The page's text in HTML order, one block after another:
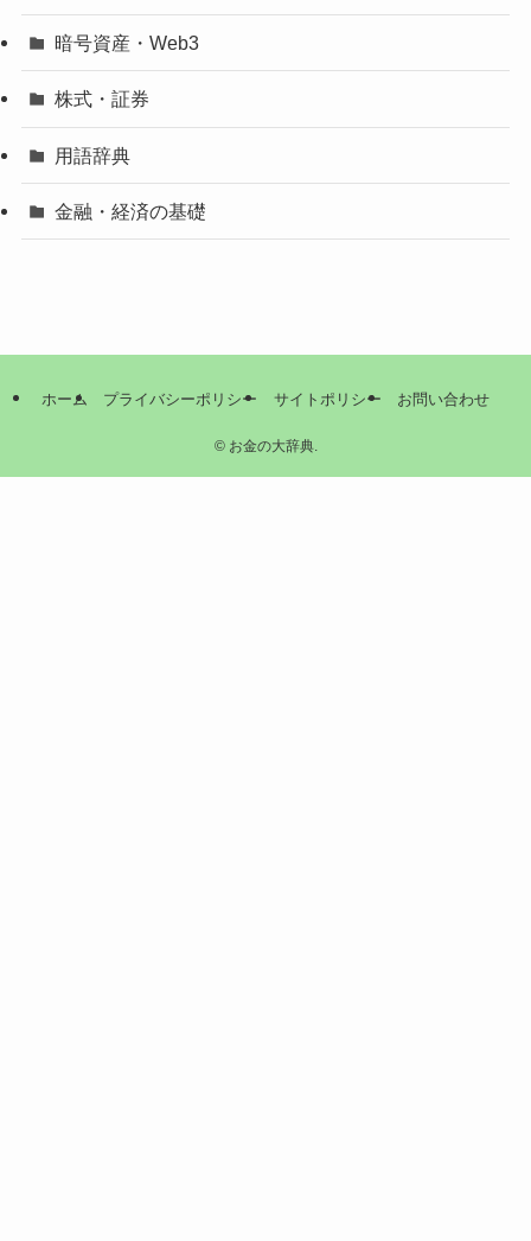
暗号資産・Web3
株式・証券
用語辞典
金融・経済の基礎
ホーム プライバシーポリシー サイトポリシー お問い合わせ
©お金の大辞典.